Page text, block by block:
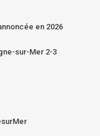
en 2026
sur-Mer 2-3